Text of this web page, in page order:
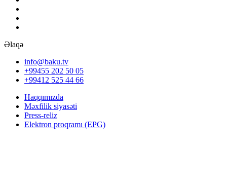
Əlaqə
info@baku.tv
+99455 202 50 05
+99412 525 44 66
Haqqımızda
Məxfilik siyasəti
Press-reliz
Elektron proqramı (EPG)